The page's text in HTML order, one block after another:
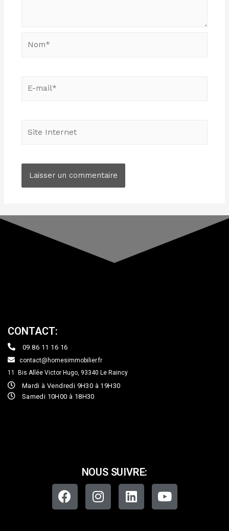
CONTACT:
09 86 11 16 16
contact@homesimmobilier.fr
11 Bis Allée Victor Hugo, 93340 Le Raincy
Mardi à Vendredi 9H30 à 19H30
Samedi 10H00 à 18H30
NOUS SUIVRE: